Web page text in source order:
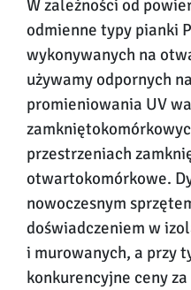
W zależności od
odmienne typy pianki
wykonywanych na
używamy odpornych
promieniowania UV
przestrzeniach
otwartokomórkowe.
nowoczesnym
doświadczeniem w
i murowanych, a przy
konkurencyjne ceny